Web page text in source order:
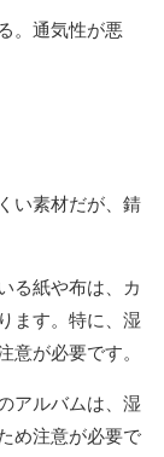
。通気性が悪
い素材だが、錆
る紙や布は、カ
ます。特に、湿
意が必要です。
アルバムは、湿
め注意が必要で